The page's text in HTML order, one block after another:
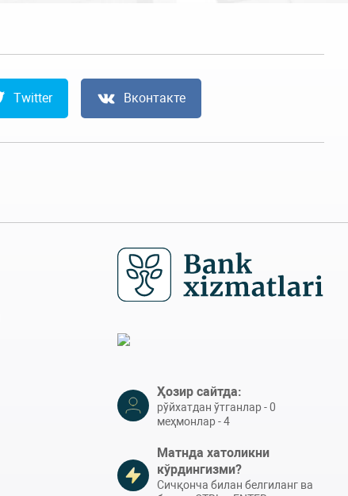
Twitter Вконтакте
Ҳозир сайтда:
рўйхатдан ўтганлар - 0
меҳмонлар - 4
Матнда хатоликни
кўрдингизми?
Сичқонча билан белгиланг ва